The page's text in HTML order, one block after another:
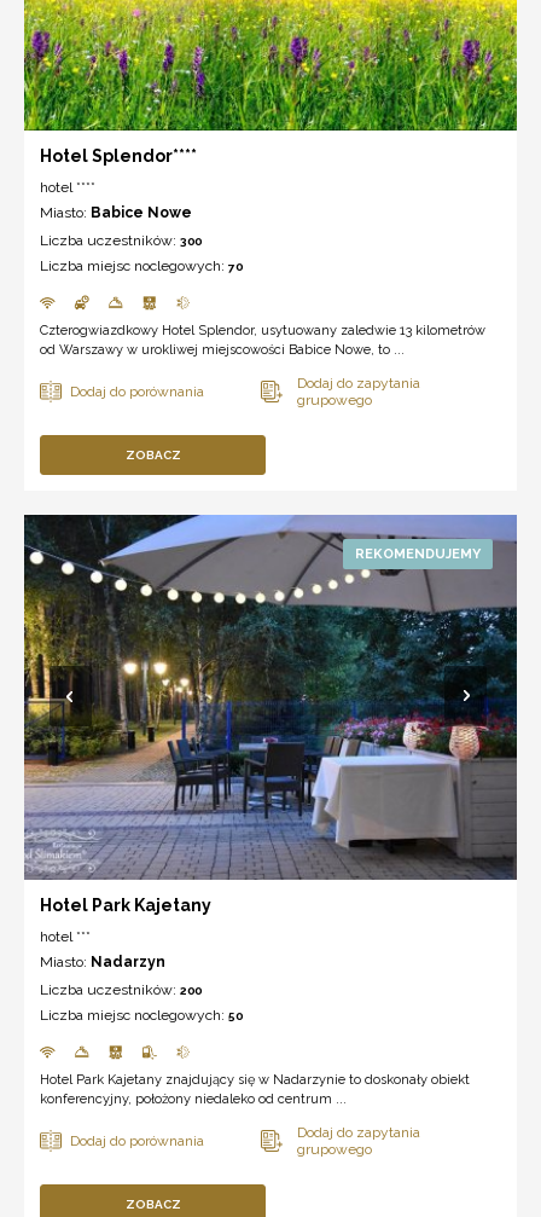
Hotel Splendor****
hotel ****
Miasto: Babice Nowe
Liczba uczestników: 300
Liczba miejsc noclegowych: 70
Czterogwiazdkowy Hotel Splendor, usytuowany zaledwie 13 kilometrów
od Warszawy w urokliwej miejscowości Babice Nowe, to ...
ZOBACZ
Hotel Park Kajetany
hotel ***
Miasto: Nadarzyn
Liczba uczestników: 200
Liczba miejsc noclegowych: 50
Hotel Park Kajetany znajdujący się w Nadarzynie to doskonały obiekt
konferencyjny, położony niedaleko od centrum ...
ZOBACZ